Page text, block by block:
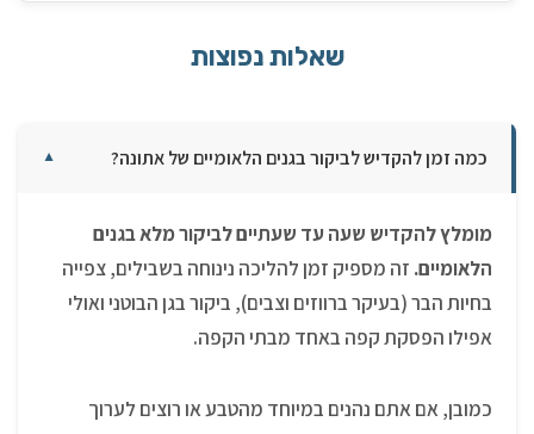
שאלות נפוצות
כמה זמן להקדיש לביקור בגנים הלאומיים של אתונה? ▼
מומלץ להקדיש שעה עד שעתיים לביקור מלא בגנים
הלאומיים. זה מספיק זמן להליכה נינוחה בשבילים, צפייה
בחיות הבר (בעיקר ברווזים וצבים), ביקור בגן הבוטני ואולי
אפילו הפסקת קפה באחד מבתי הקפה.
כמובן, אם אתם נהנים במיוחד מהטבע או רוצים לערוך